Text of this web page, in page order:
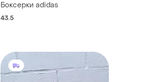
Боксерки adidas
43.5